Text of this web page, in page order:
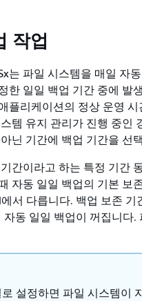
작업
는 파일 시스템을 매일 자
한 일일 백업 기간 중에 발
플리케이션의 정상 운영
템 유지 관리가 진행 중인
닌 기간에 백업 기간을 선
간이라고 하는 특정 기간
자동 일일 백업의 기본 보
에서 다릅니다. 백업 보존
동 일일 백업이 꺼집니다
설정하면 파일 시스템이